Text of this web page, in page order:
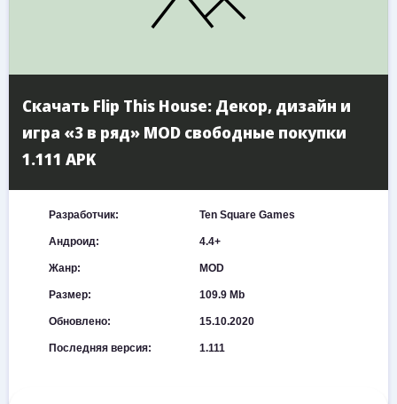
Скачать Flip This House: Декор, дизайн и
игра «3 в ряд» MOD свободные покупки
1.111 APK
Разработчик: Ten Square Games
Андроид: 4.4+
Жанр: MOD
Размер: 109.9 Mb
Обновлено: 15.10.2020
Последняя версия: 1.111